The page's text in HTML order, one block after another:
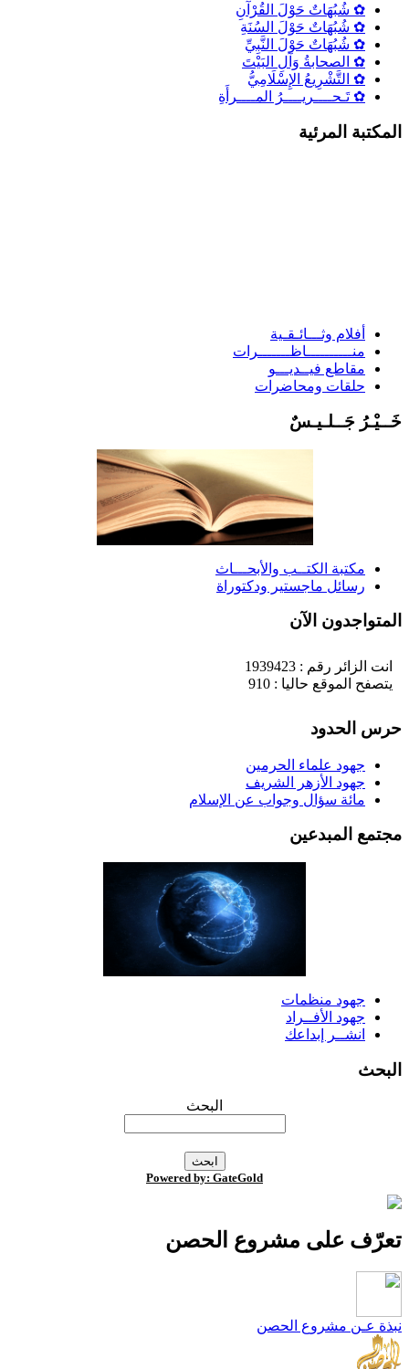
✿ شُبُهَاتٌ حَوْلَ القُرْآنِ
✿ شُبُهَاتٌ حَوْلَ السُنَةِ
✿ شُبُهَاتٌ حَوْلَ النَّبِيِّ
✿ الصحابةُ وَآلِ البَيْتَ
✿ التَّشْرِيعُ الإِسْلَامِيُّ
✿ تَـحــــريــــرُ المــــرأَةِ
المرئية
أفلام وثـــائـقـية
منــــــــــاظـــــــرات
مقاطع فيــديـــو
حلقات ومحاضرات
جَــلـيـسٌ
مكتبة الكتــب والأبحـــاث
رسائل ماجستير ودكتوراة
الآن
انت الزائر رقم : 1939423
يتصفح الموقع حاليا : 910
الحدود
جهود علماء الحرمين
جهود الأزهر الشريف
مائة سؤال وجواب عن الإسلام
المبدعين
جهود منظمات
جهود الأفــراد
انشــر إبداعك
البحث
Powered by: GateGold
على مشروع الحصن
عـن مشروع الحصن